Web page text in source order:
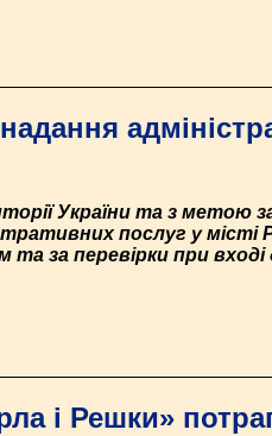
України та з метою
послуг у місті
та за перевірки при
і Решки»